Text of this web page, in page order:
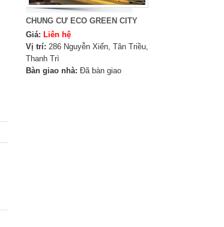
CHUNG CƯ ECO GREEN CITY
Giá: Liên hệ
Vị trí: 286 Nguyễn Xiển, Tân Triều,
Thanh Trì
Bàn giao nhà: Đã bàn giao